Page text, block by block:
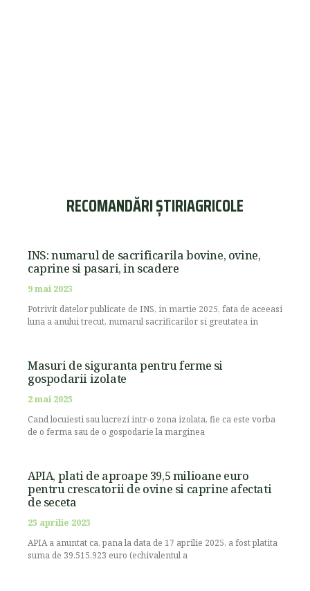
RECOMANDĂRI ȘTIRIAGRICOLE
INS: numarul de sacrificarila bovine, ovine,
caprine si pasari, in scadere
9 mai 2025
Potrivit datelor publicate de INS, in martie 2025, fata de aceeasi
luna a anului trecut, numarul sacrificarilor si greutatea in
Masuri de siguranta pentru ferme si
gospodarii izolate
2 mai 2025
Cand locuiesti sau lucrezi intr-o zona izolata, fie ca este vorba
de o ferma sau de o gospodarie la marginea
APIA, plati de aproape 39,5 milioane euro
pentru crescatorii de ovine si caprine afectati
de seceta
25 aprilie 2025
APIA a anuntat ca, pana la data de 17 aprilie 2025, a fost platita
suma de 39.515.923 euro (echivalentul a